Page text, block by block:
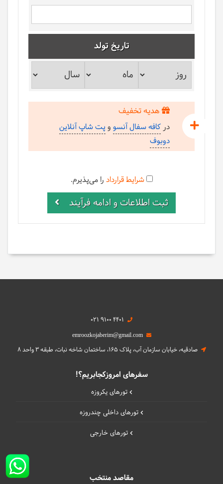
تاریخ تولد
هدیه تخفیف
درکافه سفال آنسو وپت شاپ آنلاین
دوبوف
شرایط قرارداد را می‌پذیرم.
ثبت اطلاعات و ادامه فرآیند
021 9100 4401
emroozkojaberim@gmail.com
صادقیه، خیابان سازمان آب، پلاک 165، ساختمان شاخه نبات، طبقه 3 واحد 8
سفرهای امروزکجابریم؟!
تورهای یکروزه
تورهای داخلی چند‌روزه
تورهای خارجی
مقاصد منتخب